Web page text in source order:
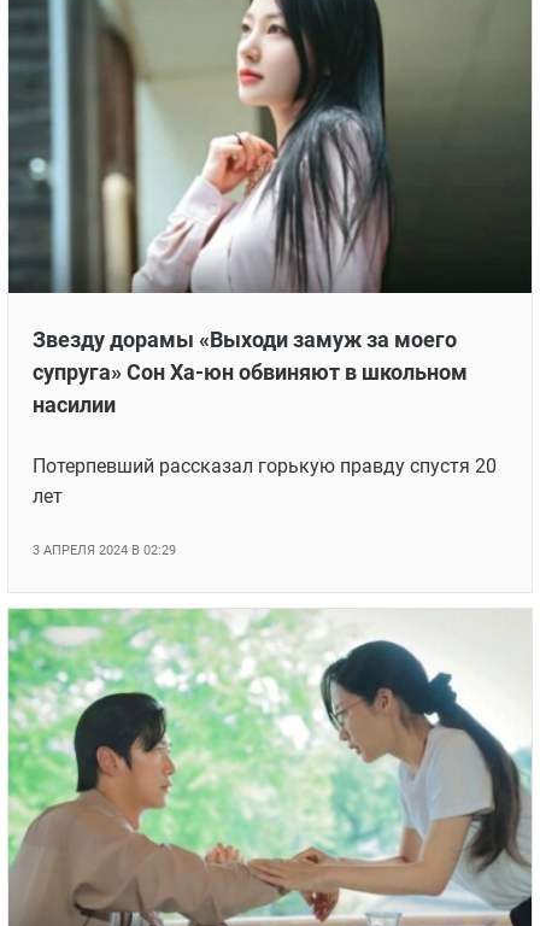
Звезду дорамы «Выходи замуж за моего
супруга» Сон Ха-юн обвиняют в школьном
насилии
Потерпевший рассказал горькую правду спустя 20
лет
3 АПРЕЛЯ 2024 В 02:29